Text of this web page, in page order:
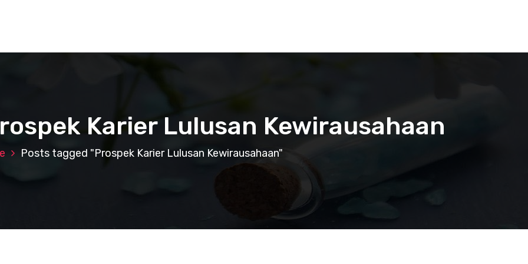
Karier Lulusan Kewirausahaan
Posts tagged "Prospek Karier Lulusan Kewirausahaan"